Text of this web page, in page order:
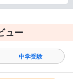
ュー
中学受験